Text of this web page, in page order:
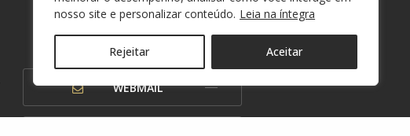
nosso site e personalizar conteúdo. Leia na íntegra
Rejeitar Aceitar
WEBMAIL